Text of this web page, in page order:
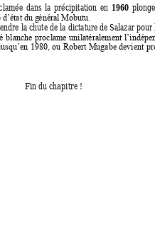
dans la précipitation en 1960
du général Mobutu.
la chute de la dictature de Salazar
blanche proclame unilatéralement
1980, ou Robert Mugabe devient
Fin du chapitre !